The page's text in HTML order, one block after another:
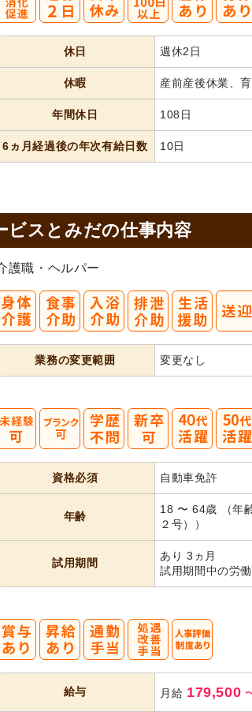
休日 週休2日
休暇 産前産後休業、
年間休日 108日
6ヵ月経過後の年次有給日数 10日
ビスとみだの仕事内容
護職・ヘルパー
業務の変更範囲 変更なし
資格必須 自動車免許
年齢
18 〜 64歳 （年
２号））
試用期間
あり 3ヵ月
試用期間中の労
給与 月給 179,500